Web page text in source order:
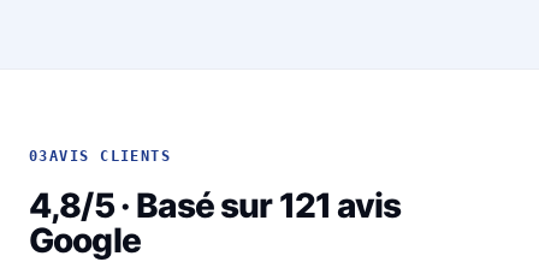
03AVIS CLIENTS
4,8/5 · Basé sur 121 avis
Google